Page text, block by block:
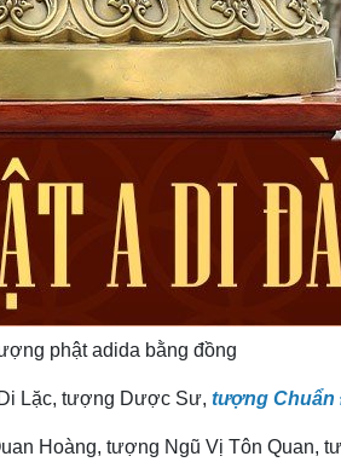
phật adida bằng đồng
Lặc, tượng Dược Sư, tượng Chuẩn
Hoàng, tượng Ngũ Vị Tôn